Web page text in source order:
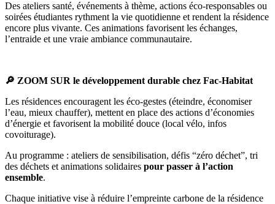
Des ateliers santé, événements à thème, actions éco-responsables ou
soirées étudiantes rythment la vie quotidienne et rendent la résidence
encore plus vivante. Ces animations favorisent les échanges,
l’entraide et une vraie ambiance communautaire.
🔎 ZOOM SUR le développement durable chez Fac-Habitat
Les résidences encouragent les éco-gestes (éteindre, économiser
l’eau, mieux chauffer), mettent en place des actions d’économies
d’énergie et favorisent la mobilité douce (local vélo, infos
covoiturage).
Au programme : ateliers de sensibilisation, défis “zéro déchet”, tri
des déchets et animations solidaires pour passer à l’action
ensemble.
Chaque initiative vise à réduire l’empreinte carbone de la résidence